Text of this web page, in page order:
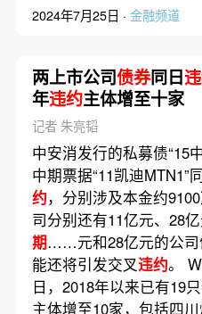
2024年7月25日 · 金融频道
两上市公司债券同日
年违约主体增至十家
记者 朱亮韬
中安消发行的私募债“15
中期票据“11凯迪MTN1”
约，分别涉及本金约
司分别还有11亿元、28
期……元和28亿元的公司
能还将引发交叉违约。
日，2018年以来已有19
主体增至10家，包括四